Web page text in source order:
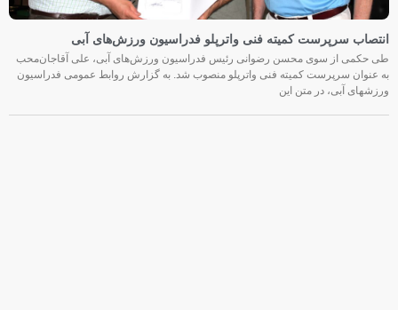
انتصاب سرپرست کمیته فنی واترپلو فدراسیون ورزش‌های آبی
طی حکمی از سوی محسن رضوانی رئیس فدراسیون ورزش‌های آبی، علی آقاجان‌محب
به عنوان سرپرست کمیته فنی واترپلو منصوب شد. به گزارش روابط عمومی فدراسیون
ورزشهای آبی، در متن این